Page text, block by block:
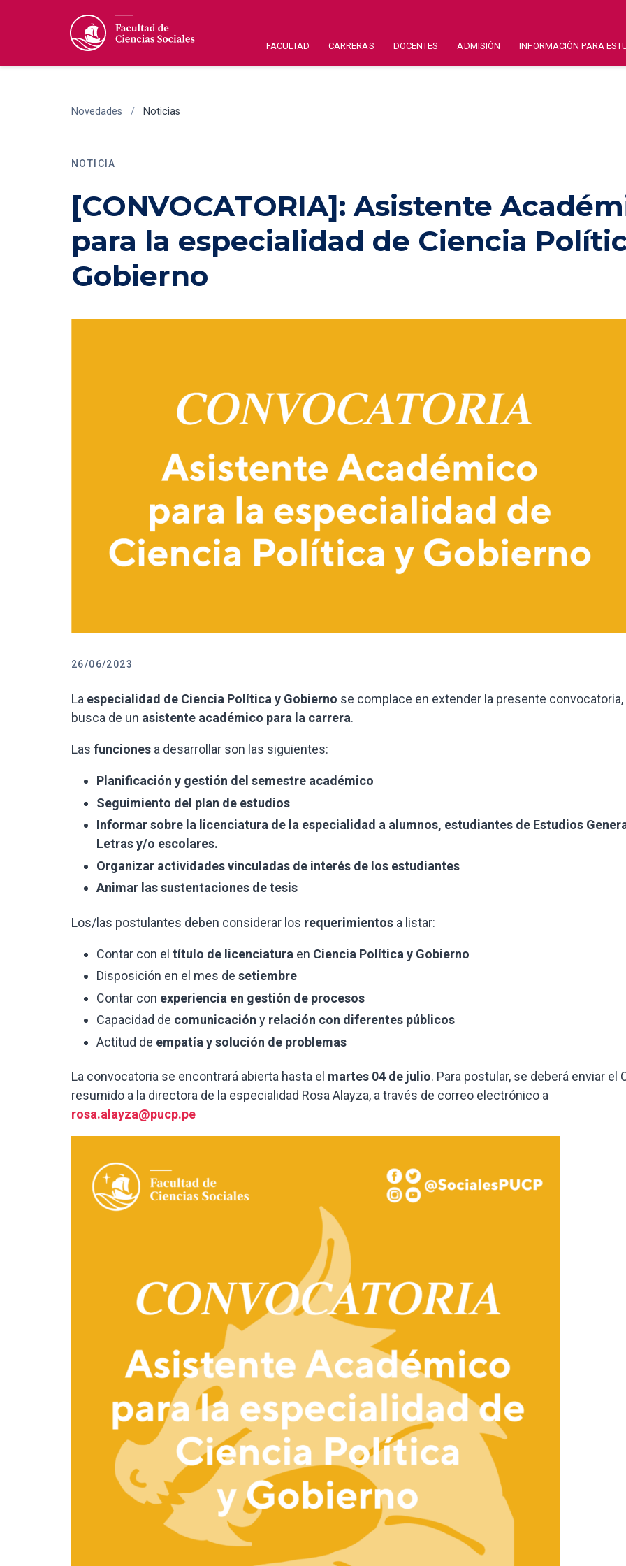
FACULTAD CARRERAS DOCENTES ADMISIÓN INFORMACIÓN PARA
Novedades / Noticias
NOTICIA
[CONVOCATORIA]: Asistente
para la especialidad de Ciencia
Gobierno
26/06/2023
La especialidad de Ciencia Política y Gobierno se complace en extender la presente convocatoria,
busca de un asistente académico para la carrera.
Las funciones a desarrollar son las siguientes:
Planificación y gestión del semestre académico
Seguimiento del plan de estudios
Informar sobre la licenciatura de la especialidad a alumnos, estudiantes de Estudios
Letras y/o escolares.
Organizar actividades vinculadas de interés de los estudiantes
Animar las sustentaciones de tesis
Los/las postulantes deben considerar los requerimientos a listar:
Contar con el título de licenciatura en Ciencia Política y Gobierno
Disposición en el mes de setiembre
Contar con experiencia en gestión de procesos
Capacidad de comunicación y relación con diferentes públicos
Actitud de empatía y solución de problemas
La convocatoria se encontrará abierta hasta el martes 04 de julio. Para postular, se deberá enviar el
resumido a la directora de la especialidad Rosa Alayza, a través de correo electrónico a
rosa.alayza@pucp.pe